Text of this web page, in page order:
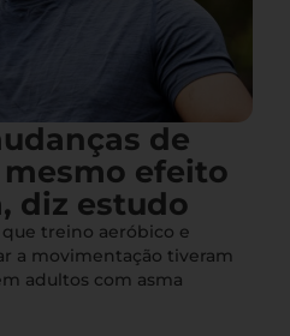
de
efeito
diz estudo
que treino aeróbico e
a movimentação tiveram
adultos com asma